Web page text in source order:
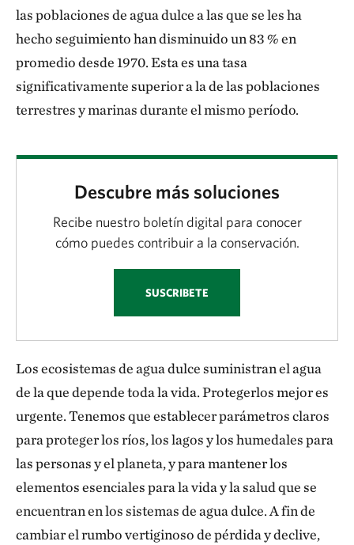
las poblaciones de agua dulce a las que se les ha
hecho seguimiento han disminuido un 83 % en
promedio desde 1970. Esta es una tasa
significativamente superior a la de las poblaciones
terrestres y marinas durante el mismo período.
Descubre más soluciones
Recibe nuestro boletín digital para conocer
cómo puedes contribuir a la conservación.
SUSCRIBETE
Los ecosistemas de agua dulce suministran el agua
de la que depende toda la vida. Protegerlos mejor es
urgente. Tenemos que establecer parámetros claros
para proteger los ríos, los lagos y los humedales para
las personas y el planeta, y para mantener los
elementos esenciales para la vida y la salud que se
encuentran en los sistemas de agua dulce. A fin de
cambiar el rumbo vertiginoso de pérdida y declive,